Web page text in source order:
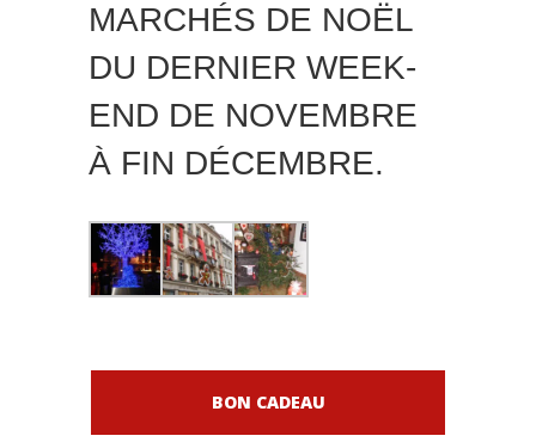
MARCHÉS DE NOËL
DU DERNIER WEEK-
END DE NOVEMBRE
À FIN DÉCEMBRE.
BON CADEAU